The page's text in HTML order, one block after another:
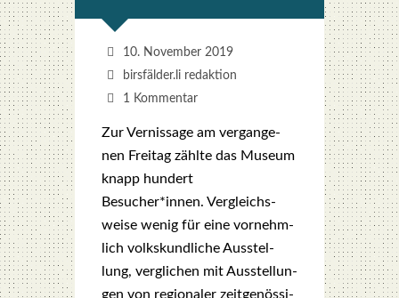
10. November 2019
birsfälder.li redaktion
1 Kommentar
Zur Ver­nis­sa­ge am ver­gan­ge­
nen Frei­tag zähl­te das Muse­um
knapp hun­dert
Besucher*innen. Ver­gleichs­
wei­se wenig für eine vor­nehm­
lich volks­kund­li­che Aus­stel­
lung, ver­gli­chen mit Aus­stel­lun­
gen von regio­na­ler zeit­ge­nös­si­